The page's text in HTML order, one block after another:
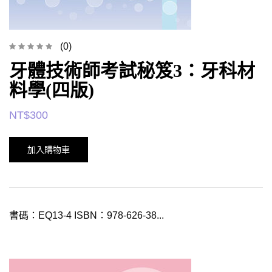
(0)
牙體技術師考試秘笈3：牙科材
料學(四版)
NT$300
加入購物車
書碼：EQ13-4 ISBN：978-626-38...